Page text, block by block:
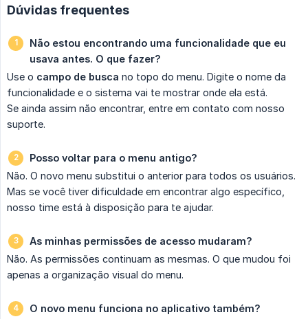
Dúvidas frequentes
Não estou encontrando uma funcionalidade que eu
usava antes. O que fazer?
Use o campo de busca no topo do menu. Digite o nome da
funcionalidade e o sistema vai te mostrar onde ela está.
Se ainda assim não encontrar, entre em contato com nosso
suporte.
Posso voltar para o menu antigo?
Não. O novo menu substitui o anterior para todos os usuários.
Mas se você tiver dificuldade em encontrar algo específico,
nosso time está à disposição para te ajudar.
As minhas permissões de acesso mudaram?
Não. As permissões continuam as mesmas. O que mudou foi
apenas a organização visual do menu.
O novo menu funciona no aplicativo também?